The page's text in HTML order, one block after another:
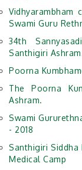
Vidhyarambham
Swami Guru
34th
Santhigiri
Poorna
The Poorna
Ashram.
Swami
- 2018
Santhigiri
Medical Camp